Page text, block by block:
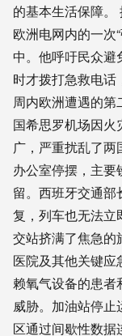
的基本生活保障
欧洲电网内的一次
中。他呼吁民众避
时才拨打急救电
周内欧洲遭遇的
国希思罗机场因火
广，严重扰乱了两
办公室停摆，主
留。西班牙交通部
复，列车也无法立
交站挤满了焦急的
医院及其他关键
赖氧气设备的患
威胁。加油站停
区通过间歇性数